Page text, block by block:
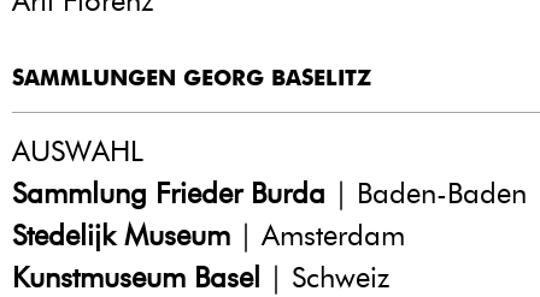
SAMMLUNGEN GEORG BASELITZ
AUSWAHL
Sammlung Frieder Burda | Baden-Baden
Stedelijk Museum | Amsterdam
Kunstmuseum Basel | Schweiz